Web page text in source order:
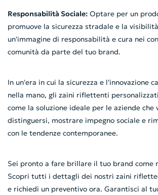
Responsabilità Sociale: Optare per un
promuove la sicurezza stradale e la
un'immagine di responsabilità e cura nei
comunità da parte del tuo brand.
In un'era in cui la sicurezza e l'innovazione
nella mano, gli zaini riflettenti
come la soluzione ideale per le aziende che
distinguersi, mostrare impegno sociale e
con le tendenze contemporanee.
Sei pronto a fare brillare il tuo brand come
Scopri tutti i dettagli dei nostri zaini
e richiedi un preventivo ora. Garantisci al